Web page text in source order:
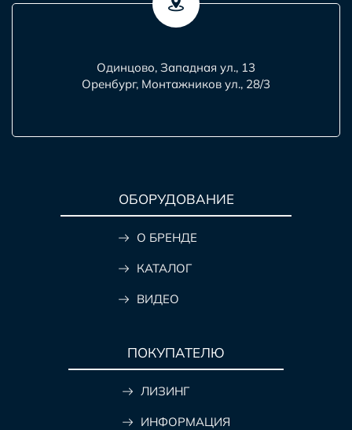
Одинцово, Западная ул., 13
Оренбург, Монтажников ул., 28/3
ОБОРУДОВАНИЕ
О БРЕНДЕ
КАТАЛОГ
ВИДЕО
ПОКУПАТЕЛЮ
ЛИЗИНГ
ИНФОРМАЦИЯ